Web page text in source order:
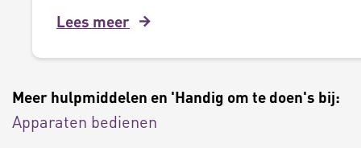
Lees meer
Meer hulpmiddelen en 'Handig om te doen's bij:
Apparaten bedienen